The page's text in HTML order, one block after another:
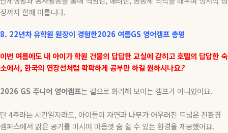
장까지 함께 이룹니다.
8. 22년차유학원 원장이 경험한2026 여름GS 영어캠프총평
이번 여름에도 내 아이가학원 건물의 답답한교실에갇히고 호텔의 답답한숙
소에서,한국의 연장선처럼팍팍하게 공부만하길 원하시나요?
2026 GS 주니어 영어캠프는 겉으로 화려해 보이는 캠프가 아니었어요.
단4주라는 시간일지라도, 아이들이 자연과 나무가 어우러진 드넓은 친환경
캠퍼스에서 맑은 공기를 마시며 마음껏 숨 쉴 수 있는 환경을 제공했어요.